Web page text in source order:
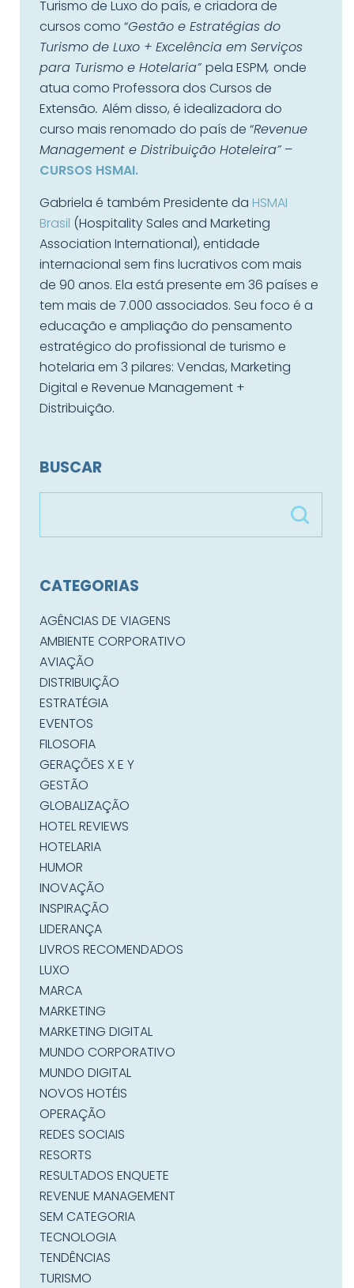
Turismo de Luxo do país, e criadora de
cursos como “Gestão e Estratégias do
Turismo de Luxo + Excelência em Serviços
para Turismo e Hotelaria”pela ESPM, onde
atua como Professora dos Cursos de
Extensão. Além disso, é idealizadora do
curso mais renomado do país de “Revenue
Management e Distribuição Hoteleira”–
CURSOS HSMAI.
Gabriela é também Presidente da HSMAI
Brasil (Hospitality Sales and Marketing
Association International), entidade
internacional sem fins lucrativos com mais
de 90 anos. Ela está presente em 36 países e
tem mais de 7.000 associados. Seu foco é a
educação e ampliação do pensamento
estratégico do profissional de turismo e
hotelaria em 3 pilares: Vendas, Marketing
Digital e Revenue Management +
Distribuição.
BUSCAR
CATEGORIAS
AGÊNCIAS DE VIAGENS
AMBIENTE CORPORATIVO
AVIAÇÃO
DISTRIBUIÇÃO
ESTRATÉGIA
EVENTOS
FILOSOFIA
GERAÇÕES X E Y
GESTÃO
GLOBALIZAÇÃO
HOTEL REVIEWS
HOTELARIA
HUMOR
INOVAÇÃO
INSPIRAÇÃO
LIDERANÇA
LIVROS RECOMENDADOS
LUXO
MARCA
MARKETING
MARKETING DIGITAL
MUNDO CORPORATIVO
MUNDO DIGITAL
NOVOS HOTÉIS
OPERAÇÃO
REDES SOCIAIS
RESORTS
RESULTADOS ENQUETE
REVENUE MANAGEMENT
SEM CATEGORIA
TECNOLOGIA
TENDÊNCIAS
TURISMO